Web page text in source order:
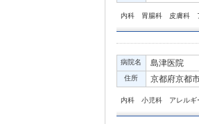
内科 胃腸科 皮膚科
病院名 島津医院
住所 京都府京都
内科 小児科 アレルギ